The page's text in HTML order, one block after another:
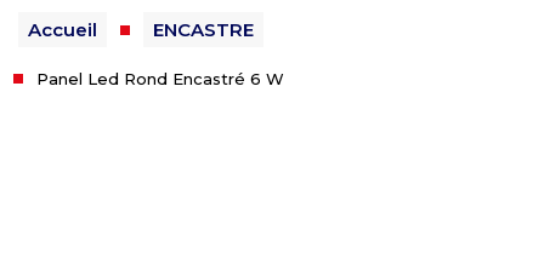
Accueil ENCASTRE
Panel Led Rond Encastré 6 W